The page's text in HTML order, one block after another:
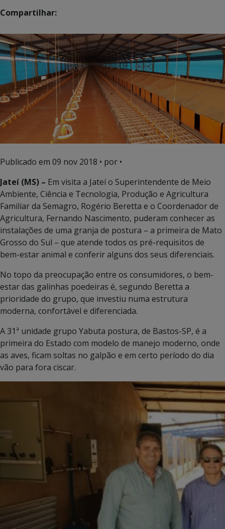
Compartilhar:
Publicado em 09 nov 2018 • por •
Jateí (MS) – Em visita a Jateí o Superintendente de Meio
Ambiente, Ciência e Tecnologia, Produção e Agricultura
Familiar da Semagro, Rogério Beretta e o Coordenador de
Agricultura, Fernando Nascimento, puderam conhecer as
instalações de uma granja de postura – a primeira de Mato
Grosso do Sul – que atende todos os pré-requisitos de
bem-estar animal e conferir alguns dos seus diferenciais.
No topo da preocupação entre os consumidores, o bem-
estar das galinhas poedeiras é, segundo Beretta a
prioridade do grupo, que investiu numa estrutura
moderna, confortável e diferenciada.
A 31ª unidade grupo Yabuta postura, de Bastos-SP, é a
primeira do Estado com modelo de manejo moderno, onde
as aves, ficam soltas no galpão e em certo período do dia
vão para fora ciscar.